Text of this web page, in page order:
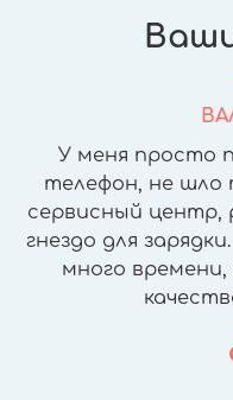
У меня просто
телефон, не шло
сервисный центр,
гнездо для
много времени,